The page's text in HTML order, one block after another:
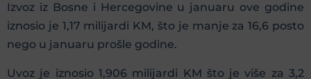
Izvoz iz Bosne i Hercegovine u januaru ove godine
iznosio je 1,17 milijardi KM, što je manje za 16,6 posto
nego u januaru prošle godine.
Uvoz je iznosio 1,906 milijardi KM što je više za 3,2